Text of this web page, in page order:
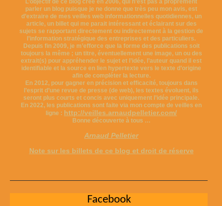
L’objectif de ce blog créé en 2006, qui n’est pas à proprement
parler un blog puisque je ne donne que très peu mon avis, est
d’extraire de mes veilles web informationnelles quotidiennes, un
article, un billet qui me parait intéressant et éclairant sur des
sujets se rapportant directement ou indirectement à la gestion de
l’information stratégique des entreprises et des particuliers.
Depuis fin 2009, je m’efforce que la forme des publications soit
toujours la même ; un titre, éventuellement une image, un ou des
extrait(s) pour appréhender le sujet et l’idée, l’auteur quand il est
identifiable et la source en lien hypertexte vers le texte d’origine
afin de compléter la lecture.
En 2012, pour gagner en précision et efficacité, toujours dans
l’esprit d’une revue de presse (de web), les textes évoluent, ils
seront plus courts et concis avec uniquement l’idée principale.
En 2022, les publications sont faite via mon compte de veilles en
ligne : http://veilles.arnaudpelletier.com/
Bonne découverte à tous …
Arnaud Pelletier
Note sur les billets de ce blog et droit de réserve
Facebook